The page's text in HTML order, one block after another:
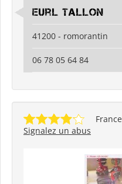
eurl tallon
41200 - romorantin
06 78 05 64 84
France
Signalez un abus